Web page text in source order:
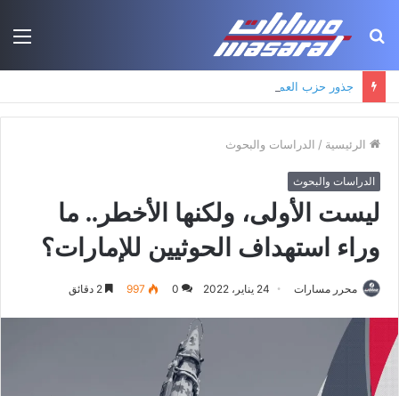
بحث
الرئيسية / الدراسات والبحوث
الدراسات والبحوث
ليست الأولى، ولكنها الأخطر.. ما
وراء استهداف الحوثيين للإمارات؟
محرر مسارات 24 يناير، 2022 0
997